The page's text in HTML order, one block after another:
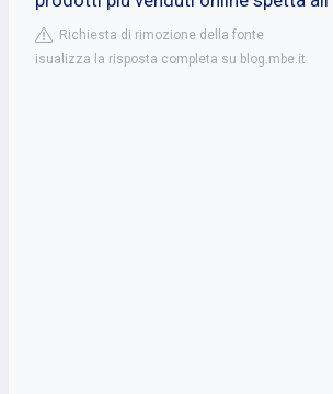
Richiesta di rimozione della fonte
isualizza la risposta completa su blog.mbe.it